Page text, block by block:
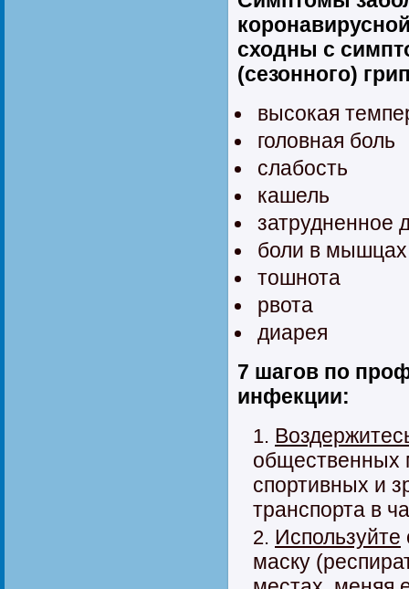
сходны с
(сезонного)
высокая
головная боль
слабость
кашель
затрудненное
боли в мышцах
тошнота
рвота
диарея
7 шагов по
инфекции:
общественных
спортивных и
транспорта в
Используйте
маску